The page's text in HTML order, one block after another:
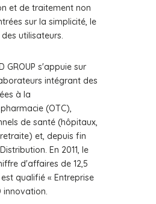
et de traitement non
sur la simplicité, le
utilisateurs.
GROUP s'appuie sur
intégrant des
à la
(OTC),
de santé (hôpitaux,
et, depuis fin
En 2011, le
d'affaires de 12,5
est qualifié « Entreprise
innovation.